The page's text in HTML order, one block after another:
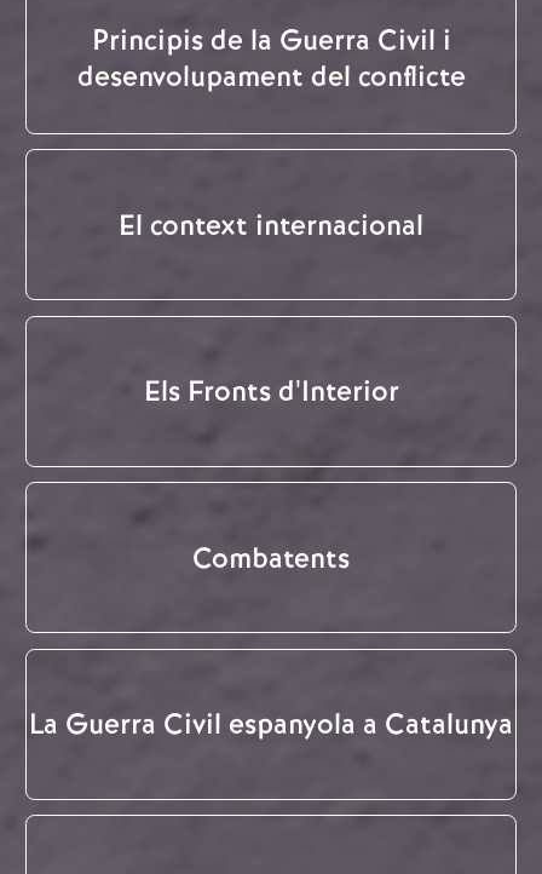
Principis de la Guerra Civil i
desenvolupament del conflicte
El context internacional
Els Fronts d'Interior
Combatents
La Guerra Civil espanyola a Catalunya